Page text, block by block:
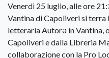
Venerdì 25 luglio, alle ore
Vantina di Capoliveri si terra
letteraria Autorə in Vantina,
Capoliveri e dalla Libreria
collaborazione con la Pro